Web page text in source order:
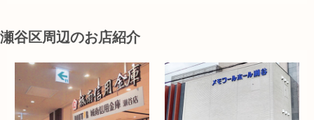
瀬谷区周辺のお店紹介